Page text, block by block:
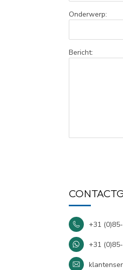
Onderwerp:
Bericht:
+31
+31